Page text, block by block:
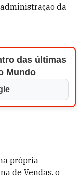
da
das últimas
Mundo
própria
de Vendas. o